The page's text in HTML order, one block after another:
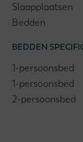
Slaapplaatsen
Bedden
BEDDEN
1-persoonsbed
1-persoonsbed
2-persoonsbed